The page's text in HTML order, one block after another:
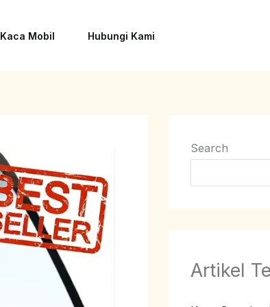
Kaca Mobil Hubungi Kami
Search
Artikel